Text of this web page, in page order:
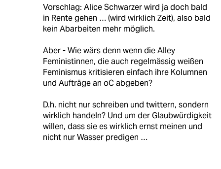
Vorschlag: Alice Schwarzer wird ja doch bald
in Rente gehen … (wird wirklich Zeit), also bald
kein Abarbeiten mehr möglich.
Aber - Wie wärs denn wenn die Alley
Feministinnen, die auch regelmässig weißen
Feminismus kritisieren einfach ihre Kolumnen
und Aufträge an oC abgeben?
D.h. nicht nur schreiben und twittern, sondern
wirklich handeln? Und um der Glaubwürdigkeit
willen, dass sie es wirklich ernst meinen und
nicht nur Wasser predigen …